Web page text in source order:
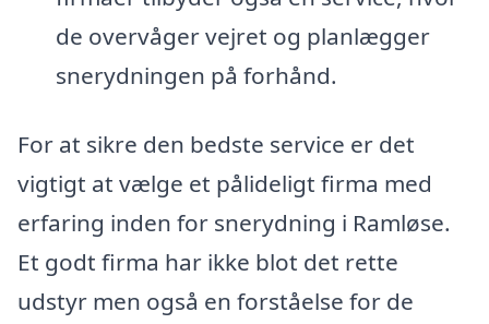
de overvåger vejret og planlægger
snerydningen på forhånd.
For at sikre den bedste service er det
vigtigt at vælge et pålideligt firma med
erfaring inden for snerydning i Ramløse.
Et godt firma har ikke blot det rette
udstyr men også en forståelse for de